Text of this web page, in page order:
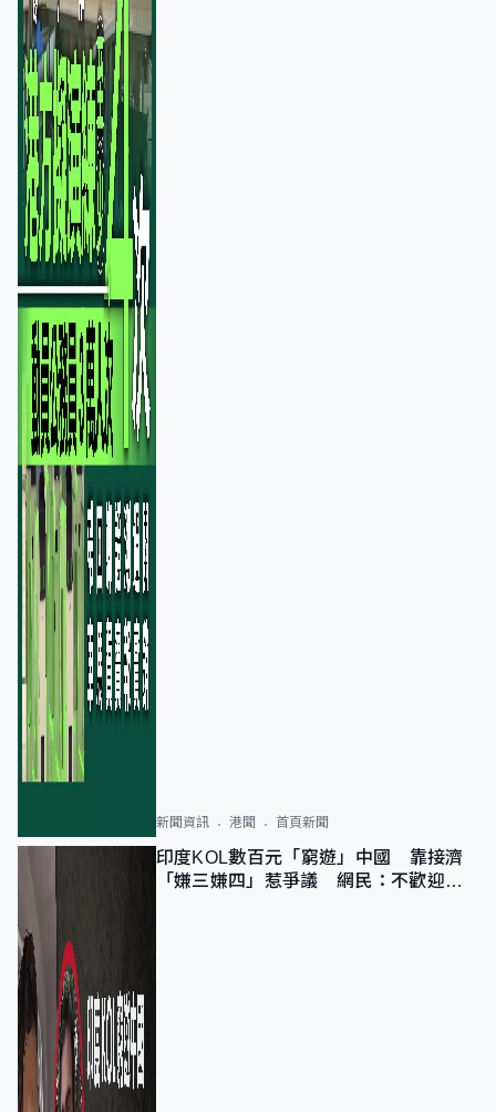
新聞資訊 港聞 首頁新聞
印度KOL數百元「窮遊」中國 靠接濟
「嫌三嫌四」惹爭議 網民：不歡迎劣